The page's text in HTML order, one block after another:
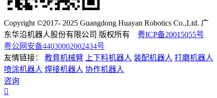
Copyright ©2017- 2025 Guangdong Huayan Robotics Co.,Ltd. 广
东华沿机器人股份有限公司 版权所有 粤ICP备20015055号
粤公网安备44030002002434号
友情链接：
教育机械臂 上下料机器人 装配机器人 打磨机器人
喷涂机器人 焊接机器人 协作机器人
咨询